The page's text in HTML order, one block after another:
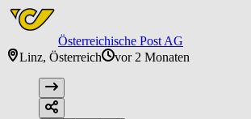
Österreichische Post AG
Linz, Österreich
vor 2 Monaten